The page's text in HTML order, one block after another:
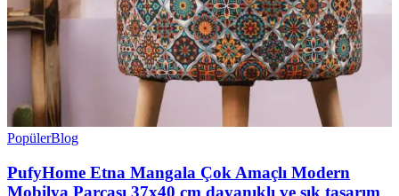
PopülerBlog
PufyHome Etna Mangala Çok Amaçlı Modern
Mobilya Parçası 37x40 cm dayanıklı ve şık tasarım